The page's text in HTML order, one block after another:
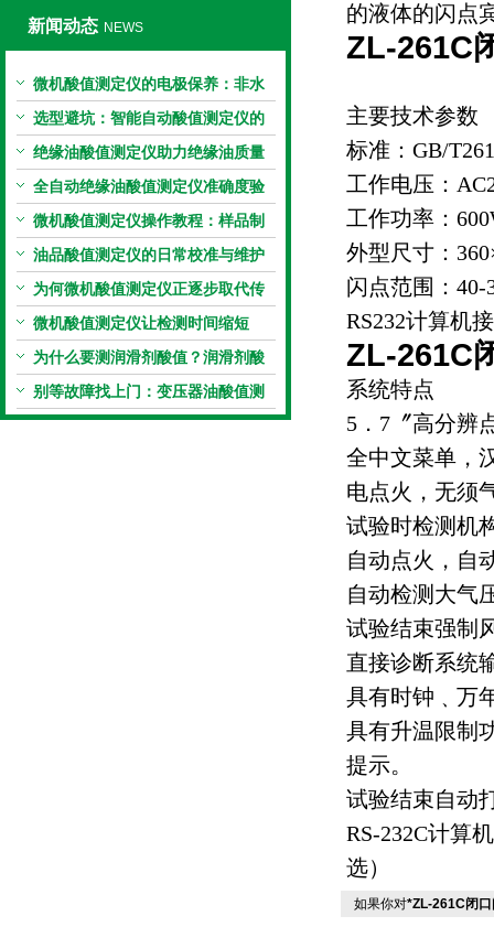
新闻动态 NEWS
微机酸值测定仪的电极保养：非水
电极的清洗与活化方法
选型避坑：智能自动酸值测定仪的
加热功率与萃取时间关系
绝缘油酸值测定仪助力绝缘油质量
把控，降低设备故障
全自动绝缘油酸值测定仪准确度验
证：标准物质标定步骤
微机酸值测定仪操作教程：样品制
备、参数设置与结果解读
油品酸值测定仪的日常校准与维护
流程
为何微机酸值测定仪正逐步取代传
统手动滴定法？
微机酸值测定仪让检测时间缩短
50%
为什么要测润滑剂酸值？润滑剂酸
值测定法告诉你答案
别等故障找上门：变压器油酸值测
试仪的预警功能
的液体的闪点
ZL-261C
主要技术参数
标准：GB/
工作电压：
工作功率：
外型尺寸：
闪点范围：
RS232计算机
ZL-261C
系统特点
5．7〞高分辨
全中文菜单，
电点火，无须
试验时检测机
自动点火，自
自动检测大气
试验结束强制
直接诊断系统
具有时钟﹑万
具有升温限制
提示。
试验结束自动
RS-232C计算
选）
如果你对*ZL-261C闭